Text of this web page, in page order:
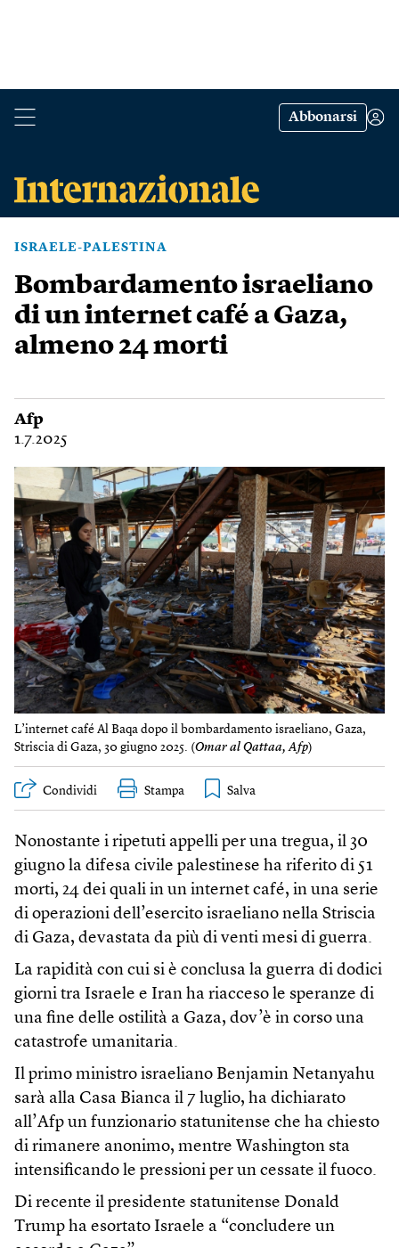
Abbonarsi
ISRAELE-PALESTINA
Bombardamento israeliano
di un internet café a Gaza,
almeno 24 morti
Afp
1.7.2025
L’internet café Al Baqa dopo il bombardamento israeliano, Gaza,
Striscia di Gaza, 30 giugno 2025. (Omar al Qattaa, Afp)
Condividi Stampa
Nonostante i ripetuti appelli per una tregua, il 30
giugno la difesa civile palestinese ha riferito di 51
morti, 24 dei quali in un internet café, in una serie
di operazioni dell’esercito israeliano nella Striscia
di Gaza, devastata da più di venti mesi di guerra.
La rapidità con cui si è conclusa la guerra di dodici
giorni tra Israele e Iran ha riacceso le speranze di
una fine delle ostilità a Gaza, dov’è in corso una
catastrofe umanitaria.
Il primo ministro israeliano Benjamin Netanyahu
sarà alla Casa Bianca il 7 luglio, ha dichiarato
all’Afp un funzionario statunitense che ha chiesto
di rimanere anonimo, mentre Washington sta
intensificando le pressioni per un cessate il fuoco.
Di recente il presidente statunitense Donald
Trump ha esortato Israele a “concludere un